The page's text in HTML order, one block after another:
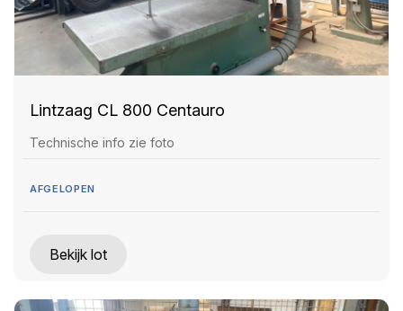
Lintzaag CL 800 Centauro
Technische info zie foto
AFGELOPEN
Bekijk lot